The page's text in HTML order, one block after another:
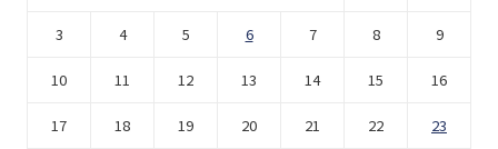
3 4 5 6 7 8 9
10 11 12 13 14 15 16
17 18 19 20 21 22 23